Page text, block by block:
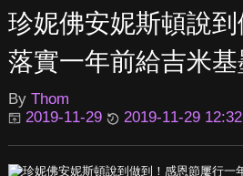
珍妮佛安妮斯頓說
落實一年前給吉米
By Thom
2019-11-29
2019-11-29 12:32